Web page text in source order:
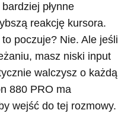
płynne
reakcję kursora.
poczuje? Nie. Ale jeśli
masz niski input
walczysz o każdą
880 PRO ma
wejść do tej rozmowy.